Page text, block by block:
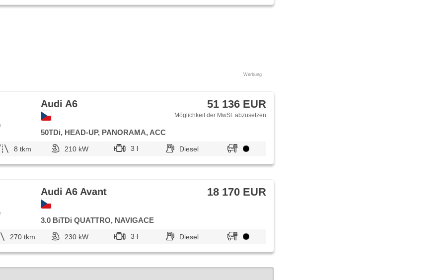
Werbung
Audi A6 51 136 EUR
Möglichkeit der MwSt. abzusetzen
50TDi, HEAD-UP, PANORAMA, ACC
8 tkm 210 kW 3 l Diesel
Audi A6 Avant 18 170 EUR
3.0 BiTDi QUATTRO, NAVIGACE
270 tkm 230 kW 3 l Diesel